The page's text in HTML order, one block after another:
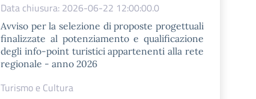
Data chiusura: 2026-06-22 12:00:00.0
Avviso per la selezione di proposte progettuali
finalizzate al potenziamento e qualificazione
degli info-point turistici appartenenti alla rete
regionale - anno 2026
Turismo e Cultura